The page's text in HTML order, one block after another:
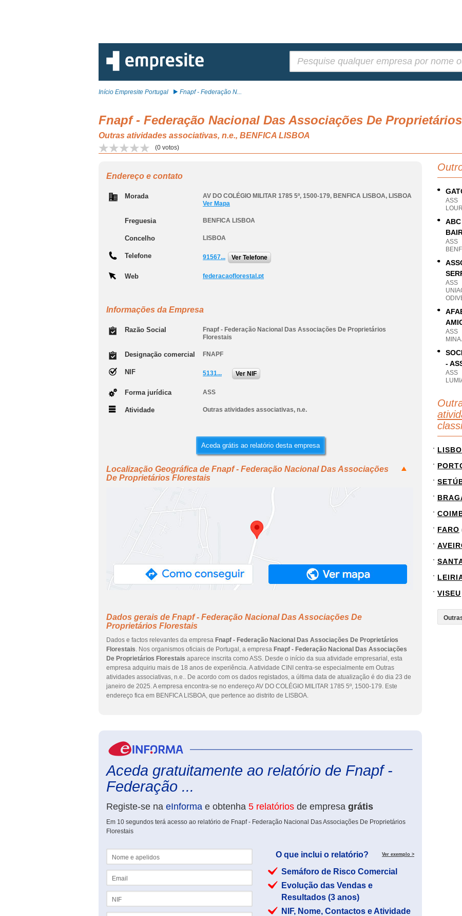
Início Empresite Portugal Fnapf - Federação N...
Fnapf - Federação Nacional Das Associações De
Outras atividades associativas, n.e., BENFICA LISBOA
(0 votos)
Endereço e contato
Morada AV DO COLÉGIO MILITAR 1785 5º, 1500-179, BENFICA LISBOA, LISBOA
Ver Mapa
Freguesia BENFICA LISBOA
Concelho LISBOA
Telefone 91567... Ver Telefone
Web federacaoflorestal.pt
Informações da Empresa
Razão Social
Fnapf - Federação Nacional Das Associações De Proprietários
Florestais
Designação comercial FNAPF
NIF 5131... Ver NIF
Forma jurídica ASS
Atividade Outras atividades associativas, n.e.
Aceda grátis ao relatório desta empresa
Localização Geográfica de Fnapf - Federação Nacional Das Associações
De Proprietários Florestais
Dados gerais de Fnapf - Federação Nacional Das Associações De
Proprietários Florestais
Dados e factos relevantes da empresa Fnapf - Federação Nacional Das Associações De Proprietários
Florestais. Nos organismos oficiais de Portugal, a empresa Fnapf - Federação Nacional Das Associações
De Proprietários Florestais aparece inscrita como ASS. Desde o início da sua atividade empresarial, esta
empresa adquiriu mais de 18 anos de experiência. A atividade CINI centra-se especialmente em Outras
atividades associativas, n.e.. De acordo com os dados registados, a última data de atualização é do dia 23 de
janeiro de 2025. A empresa encontra-se no endereço AV DO COLÉGIO MILITAR 1785 5º, 1500-179. Este
endereço fica em BENFICA LISBOA, que pertence ao distrito de LISBOA.
Aceda gratuitamente ao relatório de Fnapf -
Federação ...
Registe-se na eInforma e obtenha 5 relatórios de empresa grátis
Em 10 segundos terá acesso ao relatório de Fnapf - Federação Nacional Das Associações De Proprietários
Florestais
O que inclui o relatório? Ver exemplo >
Semáforo de Risco Comercial
Evolução das Vendas e
Resultados (3 anos)
NIF, Nome, Contactos e Atividade
ASS
ABC
ASS
ASS
ASS
-
ASS
FARO
VISEU